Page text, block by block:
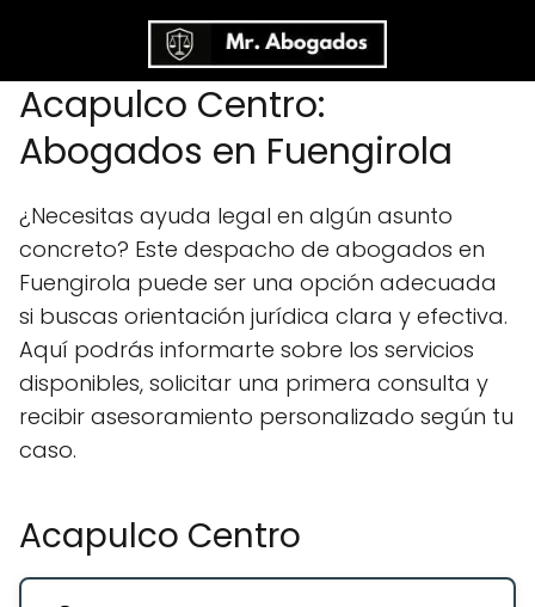
Acapulco Centro:
Abogados en Fuengirola
¿Necesitas ayuda legal en algún asunto
concreto? Este despacho de abogados en
Fuengirola puede ser una opción adecuada
si buscas orientación jurídica clara y efectiva.
Aquí podrás informarte sobre los servicios
disponibles, solicitar una primera consulta y
recibir asesoramiento personalizado según tu
caso.
Acapulco Centro